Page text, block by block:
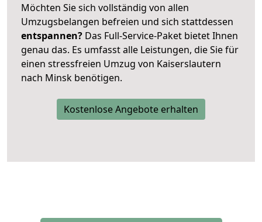
Möchten Sie sich vollständig von allen
Umzugsbelangen befreien und sich stattdessen
entspannen? Das Full-Service-Paket bietet Ihnen
genau das. Es umfasst alle Leistungen, die Sie für
einen stressfreien Umzug von Kaiserslautern
nach Minsk benötigen.
Kostenlose Angebote erhalten